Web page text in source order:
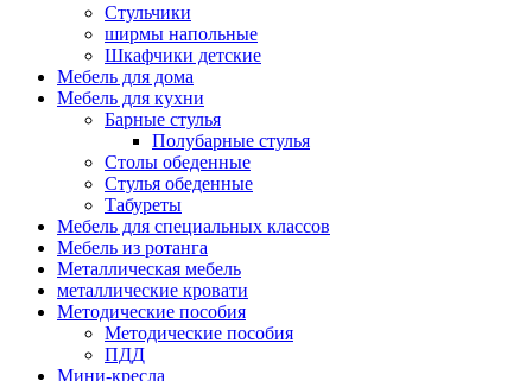
Стульчики
ширмы напольные
Шкафчики детские
Мебель для дома
Мебель для кухни
Барные стулья
Полубарные стулья
Столы обеденные
Стулья обеденные
Табуреты
Мебель для специальных классов
Мебель из ротанга
Металлическая мебель
металлические кровати
Методические пособия
Методические пособия
ПДД
Мини-кресла